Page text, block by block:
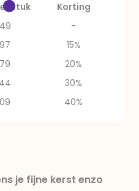
stuk
Korting
-
15%
20%
30%
40%
je fijne kerst enzo